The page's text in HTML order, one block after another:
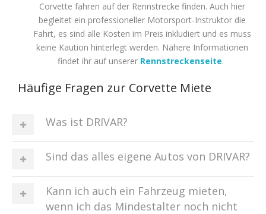
Corvette fahren auf der Rennstrecke finden. Auch hier
begleitet ein professioneller Motorsport-Instruktor die
Fahrt, es sind alle Kosten im Preis inkludiert und es muss
keine Kaution hinterlegt werden. Nähere Informationen
findet ihr auf unserer Rennstreckenseite.
Häufige Fragen zur Corvette Miete
Was ist DRIVAR?
Sind das alles eigene Autos von DRIVAR?
Kann ich auch ein Fahrzeug mieten,
wenn ich das Mindestalter noch nicht